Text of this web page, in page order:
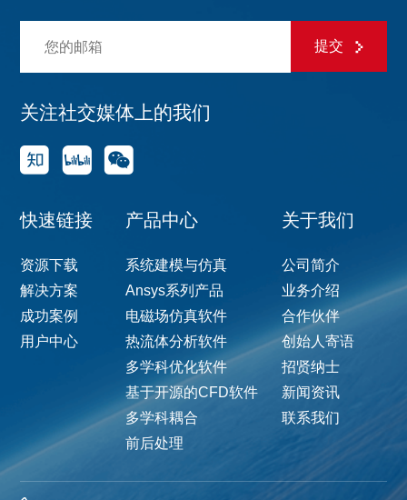
提交
关注社交媒体上的我们
快速链接
资源下载
解决方案
成功案例
用户中心
产品中心
系统建模与仿真
Ansys系列产品
电磁场仿真软件
热流体分析软件
多学科优化软件
基于开源的CFD软件
多学科耦合
前后处理
关于我们
公司简介
业务介绍
合作伙伴
创始人寄语
招贤纳士
新闻资讯
联系我们